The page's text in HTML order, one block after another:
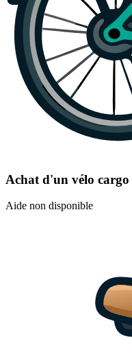
Achat d'un vélo cargo
Aide non disponible